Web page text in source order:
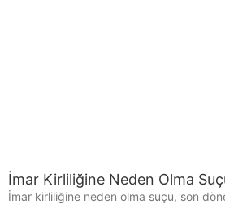
İmar Kirliliğine Neden Olma
İmar kirliliğine neden olma suçu, son